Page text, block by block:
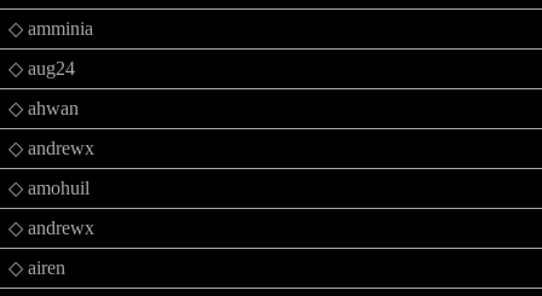
◇ amminia
◇ aug24
◇ ahwan
◇ andrewx
◇ amohuil
◇ andrewx
◇ airen